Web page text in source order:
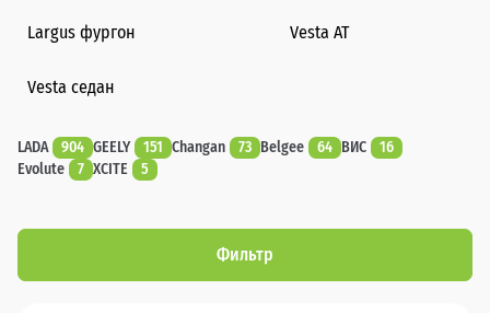
Largus фургон Vesta AT
Vesta седан
LADA 904 GEELY 151 Changan 73 Belgee 64 ВИС
16
Evolute
7 XCITE 5
Фильтр